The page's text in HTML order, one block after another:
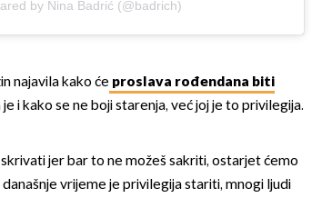
by Nina Badrić (@badrich)
najavila kako će proslava rođendana biti
i kako se ne boji starenja, već joj je to privilegija.
jer bar to ne možeš sakriti, ostarjet ćemo
vrijeme je privilegija stariti, mnogi ljudi